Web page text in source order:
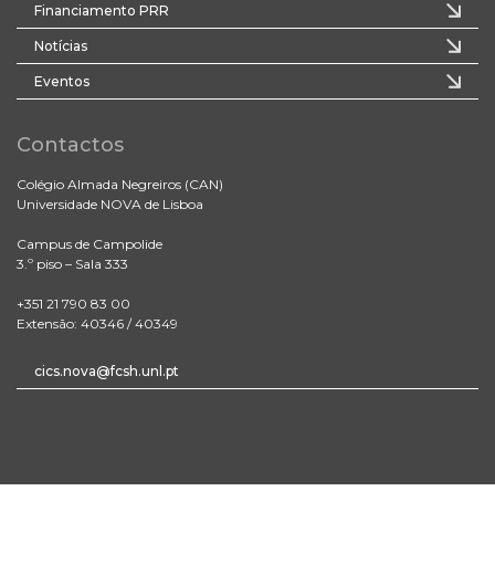
Financiamento PRR
Notícias
Eventos
Contactos
Colégio Almada Negreiros (CAN)
Universidade NOVA de Lisboa
Campus de Campolide
3.º piso – Sala 333
+351 21 790 83 00
Extensão: 40346 / 40349
cics.nova@fcsh.unl.pt